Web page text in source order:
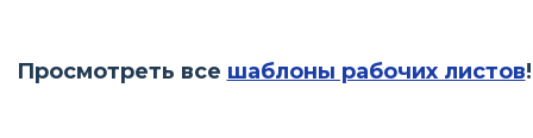
Просмотреть все шаблоны рабочих листов!